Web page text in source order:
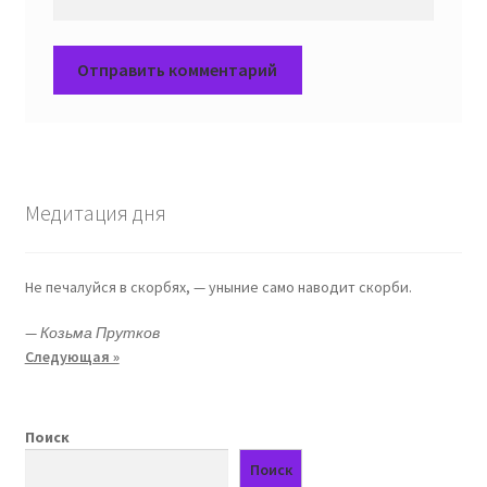
Медитация дня
Не печалуйся в скорбях, — уныние само наводит скорби.
—Козьма Прутков
Следующая »
Поиск
Поиск